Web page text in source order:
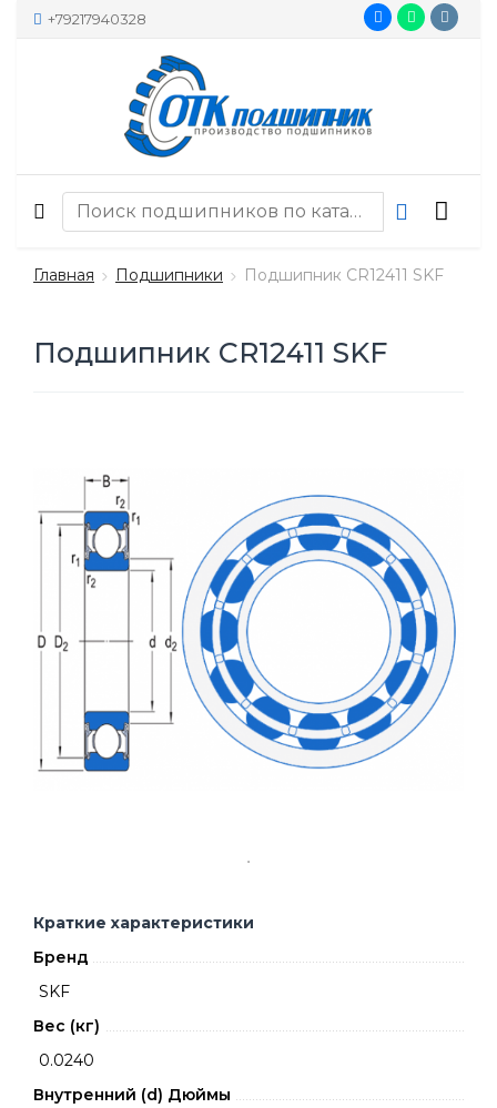
+79217940328
Главная Подшипники Подшипник CR12411 SKF
Подшипник CR12411 SKF
Краткие характеристики
Бренд
SKF
Вес (кг)
0.0240
Внутренний (d) Дюймы